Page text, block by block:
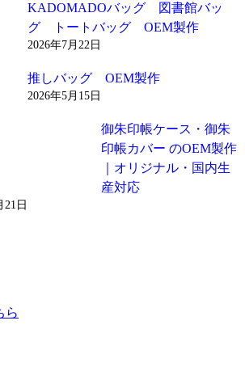
KADOMADOバッグ 図書館バッ
グ トートバッグ OEM製作
2026年7月22日
推しバッグ OEM製作
2026年5月15日
御朱印帳ケース・御朱
印帳カバー のOEM製作
｜オリジナル・国内生
産対応
21日
ら